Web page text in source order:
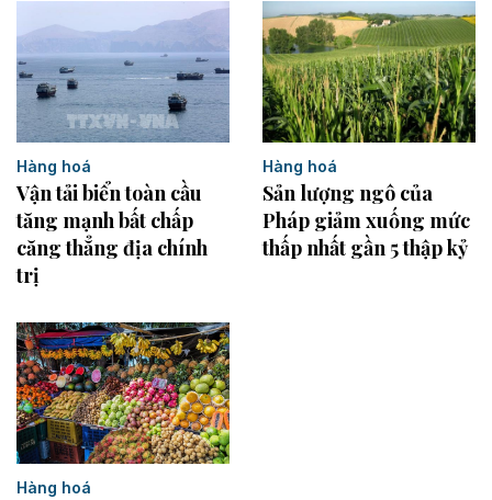
Hàng hoá
Vận tải biển toàn cầu
tăng mạnh bất chấp
căng thẳng địa chính
trị
Hàng hoá
Sản lượng ngô của
Pháp giảm xuống mức
thấp nhất gần 5 thập kỷ
Hàng hoá